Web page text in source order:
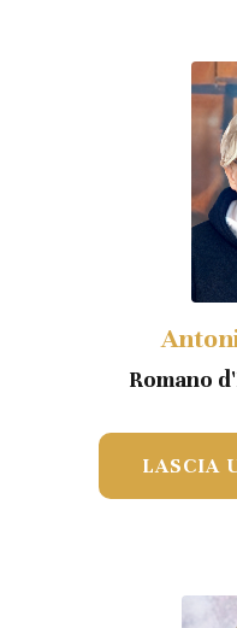
Romano
LASCIA